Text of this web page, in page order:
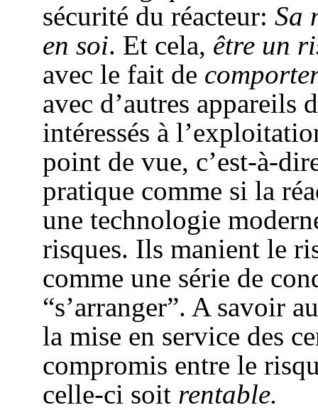
sécurité du réacteur: Sa
en soi. Et cela, être un
avec le fait de
avec d’autres appareils
intéressés à
point de vue, c’est-à-
pratique comme si la
une technologie
risques. Ils manient le
comme une série de
“s’arranger”. A savoir
la mise en service des
compromis entre le
celle-ci soit rentable.